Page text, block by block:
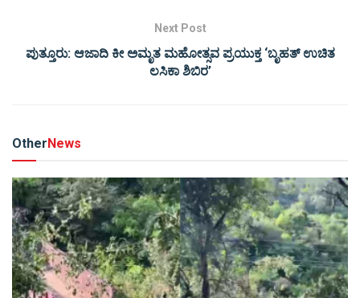
Next Post
ಪುತ್ತೂರು: ಆಜಾದಿ ಕೀ ಅಮೃತ ಮಹೋತ್ಸವ ಪ್ರಯುಕ್ತ ‘ಬೃಹತ್ ಉಚಿತ
ಲಸಿಕಾ ಶಿಬಿರ’
OtherNews